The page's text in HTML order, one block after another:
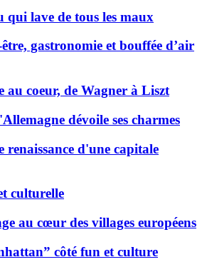
qui lave de tous les maux
gastronomie et bouffée d’air
au coeur, de Wagner à Liszt
dévoile ses charmes
renaissance d'une capitale
culturelle
au cœur des villages européens
côté fun et culture